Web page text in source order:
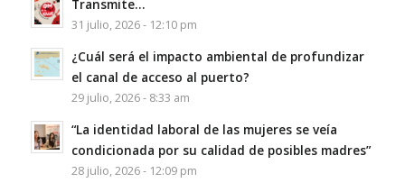
Transmite…
31 julio, 2026 - 12:10 pm
¿Cuál será el impacto ambiental de profundizar
el canal de acceso al puerto?
29 julio, 2026 - 8:33 am
“La identidad laboral de las mujeres se veía
condicionada por su calidad de posibles madres”
28 julio, 2026 - 12:09 pm